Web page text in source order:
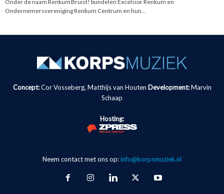
Onder de naam Renkum Bruist! bundelen Excelsior Renkum en
Ondernemersvereniging Renkum Centrum en hun...
Concept:Cor Vosseberg, Matthijs van Houten Development: Marvin
Schaap
Hosting:
Neem contact met ons op:info@korpsmuziek.nl